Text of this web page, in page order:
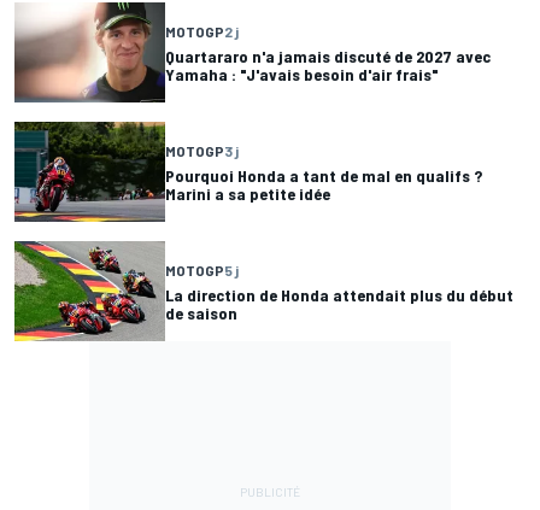
MOTOGP2 j
Quartararo n'a jamais discuté de 2027 avec
Yamaha : "J'avais besoin d'air frais"
MOTOGP3 j
Pourquoi Honda a tant de mal en qualifs ?
Marini a sa petite idée
MOTOGP5 j
La direction de Honda attendait plus du début
de saison